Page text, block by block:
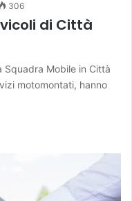
306
di Città
Squadra Mobile in Città
motomontati, hanno